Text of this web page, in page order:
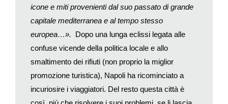
ridefinendo l’importanza dei diversi episodi alla luce del
presente. «La vita va vissuta in avanti ma può essere capita
solo guardando indietro» diceva giustamente il filosofo
Kierkegaard. E in questa ricerca di un senso, le esperienze di
reggono l’edificio della nostra identità.
Lontano da casa prendono forma aspetti fondamentali della
nostra personalità: un viaggiatore su due – è ancora la ricerca
icone e miti provenienti dal suo passato di grande
capitale mediterranea e al tempo stesso
europea…». Dopo una lunga eclissi legata alle
confuse vicende della politica locale e allo
smaltimento dei rifiuti (non proprio la miglior
promozione turistica), Napoli ha ricominciato a
incuriosire i viaggiatori. Del resto questa città è